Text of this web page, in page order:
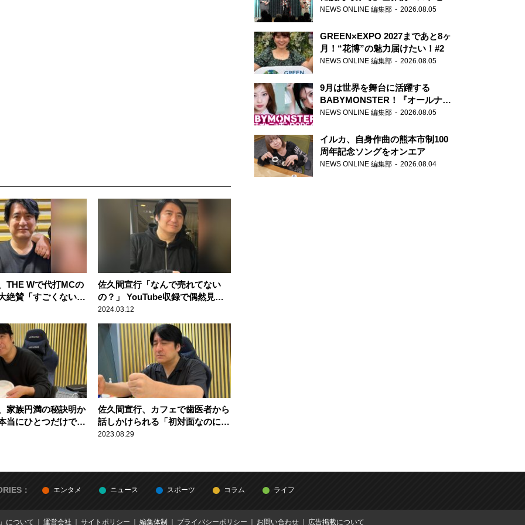
THE Wで代打MCの
絶賛「すごくない？
佐久間宣行「なんで売れてない
の？」 YouTube収録で偶然見つ
けた“逸材”を絶賛
2024.03.12
家族円満の秘訣明か
当にひとつだけで
佐久間宣行、カフェで歯医者から
話しかけられる「初対面なのに、
急に……」
2023.08.29
ー『アナスタシア』を紹介
NEWS ONLINE 編集部 2026.08.05
GREEN×EXPO 2027まであと8ヶ
月！“花博”の魅力届けたい！#2
NEWS ONLINE 編集部 2026.08.05
9月は世界を舞台に活躍する
BABYMONSTER！『オールナイ
トニッポンPODCAST』月替わり
NEWS ONLINE 編集部 2026.08.05
イルカ、自身作曲の熊本市制100
周年記念ソングをオンエア
NEWS ONLINE 編集部 2026.08.04
： エンタメ ニュース スポーツ コラム ライフ
について 運営会社 サイトポリシー 編集体制 プライバシーポリシー お問い合わせ 広告掲載について